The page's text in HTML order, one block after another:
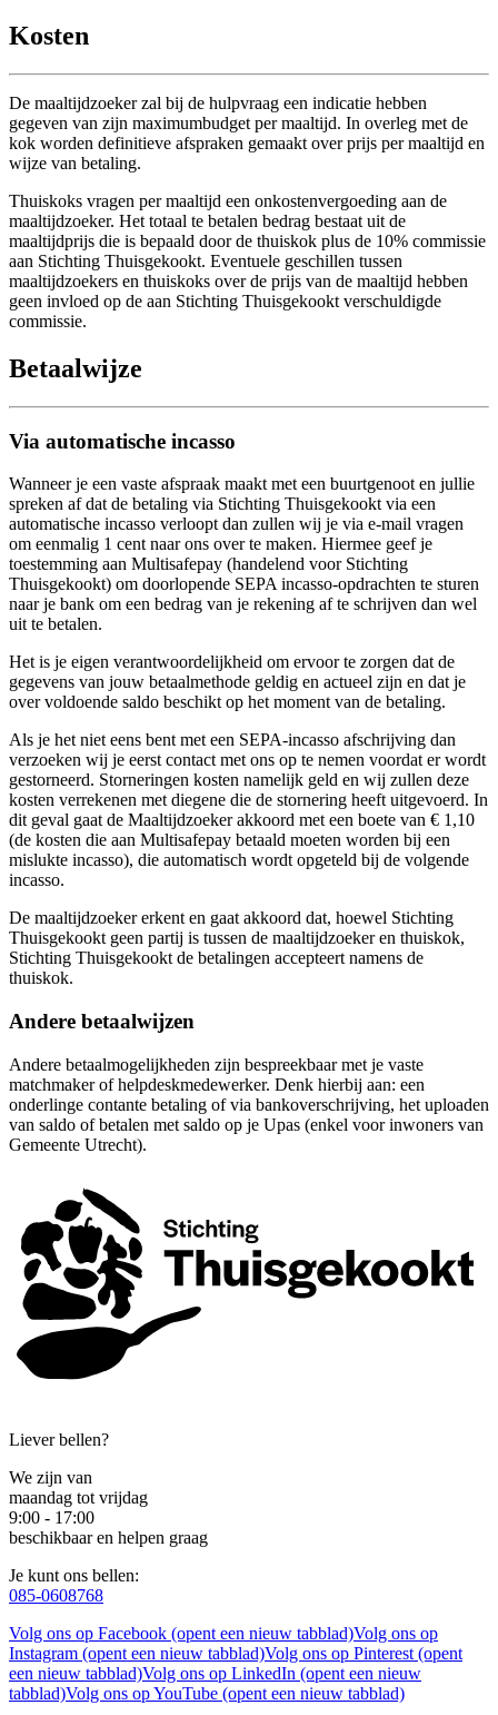
Kosten
De maaltijdzoeker zal bij de hulpvraag een indicatie hebben
gegeven van zijn maximumbudget per maaltijd. In overleg met de
kok worden definitieve afspraken gemaakt over prijs per maaltijd en
wijze van betaling.
Thuiskoks vragen per maaltijd een onkostenvergoeding aan de
maaltijdzoeker. Het totaal te betalen bedrag bestaat uit de
maaltijdprijs die is bepaald door de thuiskok plus de 10% commissie
aan Stichting Thuisgekookt. Eventuele geschillen tussen
maaltijdzoekers en thuiskoks over de prijs van de maaltijd hebben
geen invloed op de aan Stichting Thuisgekookt verschuldigde
commissie.
Betaalwijze
Via automatische incasso
Wanneer je een vaste afspraak maakt met een buurtgenoot en jullie
spreken af dat de betaling via Stichting Thuisgekookt via een
automatische incasso verloopt dan zullen wij je via e-mail vragen
om eenmalig 1 cent naar ons over te maken. Hiermee geef je
toestemming aan Multisafepay (handelend voor Stichting
Thuisgekookt) om doorlopende SEPA incasso-opdrachten te sturen
naar je bank om een bedrag van je rekening af te schrijven dan wel
uit te betalen.
Het is je eigen verantwoordelijkheid om ervoor te zorgen dat de
gegevens van jouw betaalmethode geldig en actueel zijn en dat je
over voldoende saldo beschikt op het moment van de betaling.
Als je het niet eens bent met een SEPA-incasso afschrijving dan
verzoeken wij je eerst contact met ons op te nemen voordat er wordt
gestorneerd. Storneringen kosten namelijk geld en wij zullen deze
kosten verrekenen met diegene die de stornering heeft uitgevoerd. In
dit geval gaat de Maaltijdzoeker akkoord met een boete van € 1,10
(de kosten die aan Multisafepay betaald moeten worden bij een
mislukte incasso), die automatisch wordt opgeteld bij de volgende
incasso.
De maaltijdzoeker erkent en gaat akkoord dat, hoewel Stichting
Thuisgekookt geen partij is tussen de maaltijdzoeker en thuiskok,
Stichting Thuisgekookt de betalingen accepteert namens de
thuiskok.
Andere betaalwijzen
Andere betaalmogelijkheden zijn bespreekbaar met je vaste
matchmaker of helpdeskmedewerker. Denk hierbij aan: een
onderlinge contante betaling of via bankoverschrijving, het uploaden
van saldo of betalen met saldo op je Upas (enkel voor inwoners van
Gemeente Utrecht).
Liever bellen?
We zijn van
maandag tot vrijdag
9:00 - 17:00
beschikbaar en helpen graag
Je kunt ons bellen:
085-0608768
Volg ons op Facebook (opent een nieuw tabblad)Volg ons op
Instagram (opent een nieuw tabblad)Volg ons op Pinterest (opent
een nieuw tabblad)Volg ons op LinkedIn (opent een nieuw
tabblad)Volg ons op YouTube (opent een nieuw tabblad)